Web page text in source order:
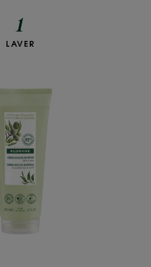
1
Crème
Parfum
d’Amandier
LAVER